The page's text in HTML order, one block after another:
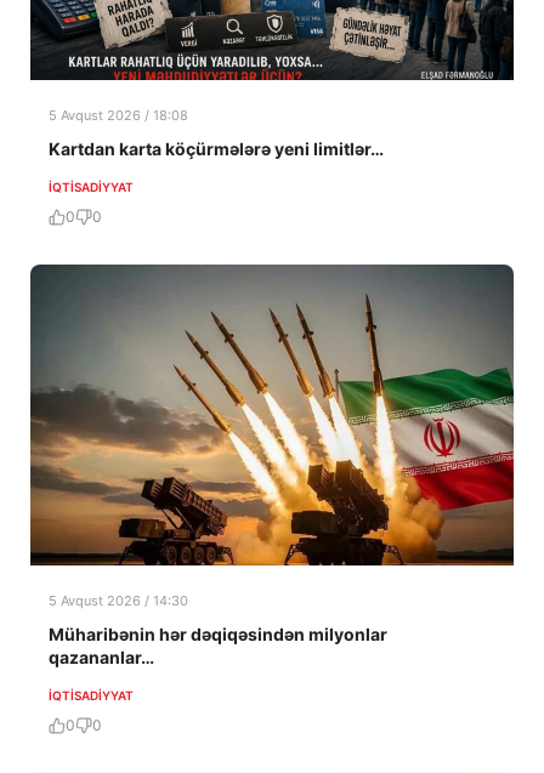
5 Avqust 2026 / 18:08
Kartdan karta köçürmələrə yeni limitlər…
İQTISADIYYAT
0 0
5 Avqust 2026 / 14:30
Müharibənin hər dəqiqəsindən milyonlar
qazananlar…
İQTISADIYYAT
0 0